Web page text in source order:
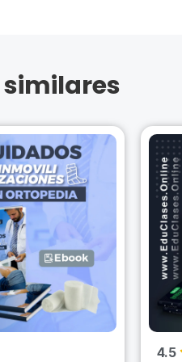
4.5